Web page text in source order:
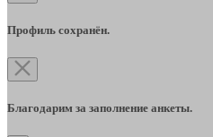
Профиль сохранён.
Благодарим за заполнение анкеты.